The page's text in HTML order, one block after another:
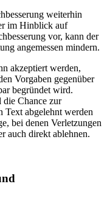
weiterhin
im Hinblick auf
vor, kann der
angemessen mindern.
akzeptiert werden,
Vorgaben gegenüber
begründet wird.
die Chance zur
Text abgelehnt werden
bei denen Verletzungen
auch direkt ablehnen.